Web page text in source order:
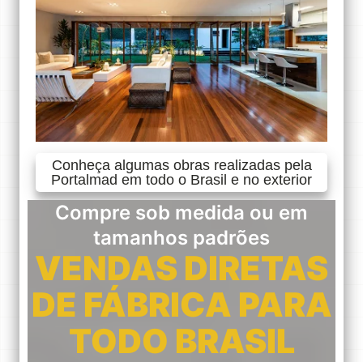
Conheça algumas obras realizadas pela
Portalmad em todo o Brasil e no exterior
Compre sob medida ou em
tamanhos padrões
VENDAS DIRETAS
DE FÁBRICA PARA
TODO BRASIL